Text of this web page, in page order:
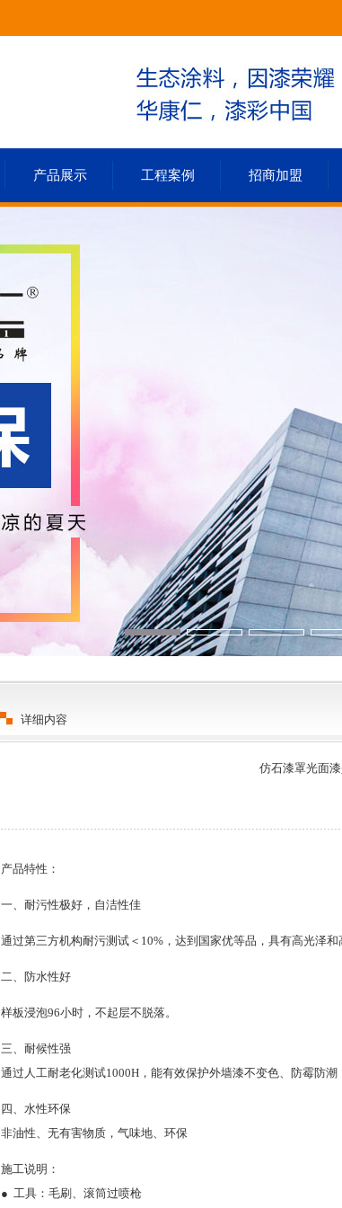
产品展示 工程案例 招商加盟
详细内容
仿石漆罩光面
产品特性：
一、耐污性极好，自洁性佳
通过第三方机构耐污测试＜10%，达到国家优等品，具有高光泽和
二、防水性好
样板浸泡96小时，不起层不脱落。
三、耐候性强
通过人工耐老化测试1000H，能有效保护外墙漆不变色、防霉防
四、水性环保
非油性、无有害物质，气味地、环保
施工说明：
● 工具：毛刷、滚筒过喷枪